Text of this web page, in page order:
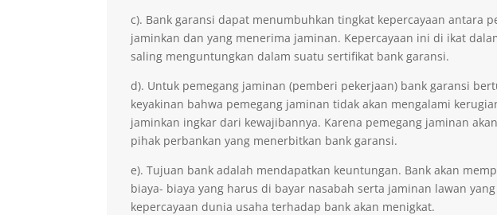
c). Bank garansi dapat menumbuhkan tingkat kepercayaan antara
jaminkan dan yang menerima jaminan. Kepercayaan ini di ikat
saling menguntungkan dalam suatu sertifikat bank garansi.
d). Untuk pemegang jaminan (pemberi pekerjaan) bank garansi
keyakinan bahwa pemegang jaminan tidak akan mengalami
jaminkan ingkar dari kewajibannya. Karena pemegang jaminan
pihak perbankan yang menerbitkan bank garansi.
e). Tujuan bank adalah mendapatkan keuntungan. Bank akan
biaya- biaya yang harus di bayar nasabah serta jaminan lawan
kepercayaan dunia usaha terhadap bank akan menigkat.